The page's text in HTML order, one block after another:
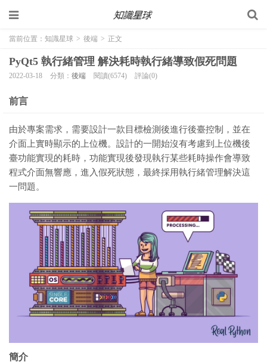
當前位置： 知識星球 > 後端 > 正文
PyQt5 執行緒管理 解決耗時執行緒導致假死問題
2022-03-18 分類： 後端 閱讀(6574) 評論(0)
前言
由於專案需求，需要設計一款目標檢測後進行後臺控制，並在
介面上實時顯示的上位機。設計的一開始沒有考慮到上位機後
臺功能實現的耗時，功能實現後發現執行某些耗時操作會導致
程式介面無響應，進入假死狀態，最終採用執行緒管理解決這
一問題。
簡介